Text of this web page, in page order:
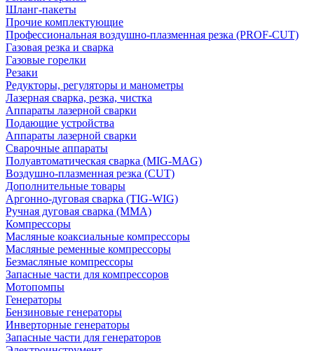
Шланг-пакеты
Прочие комплектующие
Профессиональная воздушно-плазменная резка (PROF-CUT)
Газовая резка и сварка
Газовые горелки
Резаки
Редукторы, регуляторы и манометры
Лазерная сварка, резка, чистка
Аппараты лазерной сварки
Подающие устройства
Аппараты лазерной сварки
Сварочные аппараты
Полуавтоматическая сварка (MIG-MAG)
Воздушно-плазменная резка (CUT)
Дополнительные товары
Аргонно-дуговая сварка (TIG-WIG)
Ручная дуговая сварка (MMA)
Компрессоры
Масляные коаксиальные компрессоры
Масляные ременные компрессоры
Безмасляные компрессоры
Запасные части для компрессоров
Мотопомпы
Генераторы
Бензиновые генераторы
Инверторные генераторы
Запасные части для генераторов